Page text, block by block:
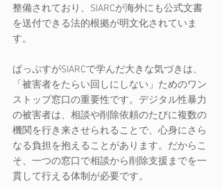
整備されており、SIARCが海外にも公式文書
を送付できる法的根拠が明文化されていま
す。
ぱっぷすがSIARCで学んだ大きな気づきは、
「被害者をたらい回しにしない」ためのワン
ストップ窓口の重要性です。デジタル性暴力
の被害者は、相談や削除依頼のたびに複数の
機関を行き来させられることで、心身にさら
なる負担を抱えることがあります。だからこ
そ、一つの窓口で相談から削除支援までを一
貫して行える体制が必要です。